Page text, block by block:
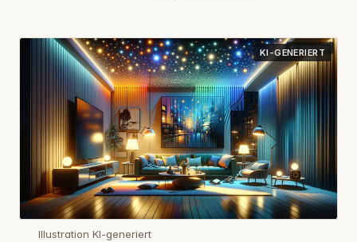
KI-GENERIERT
Illustration KI-generiert